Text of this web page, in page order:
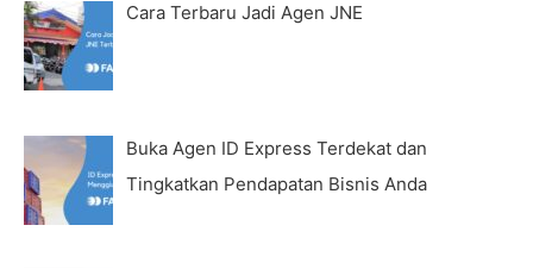
Cara Terbaru Jadi Agen JNE
Buka Agen ID Express Terdekat dan
Tingkatkan Pendapatan Bisnis Anda